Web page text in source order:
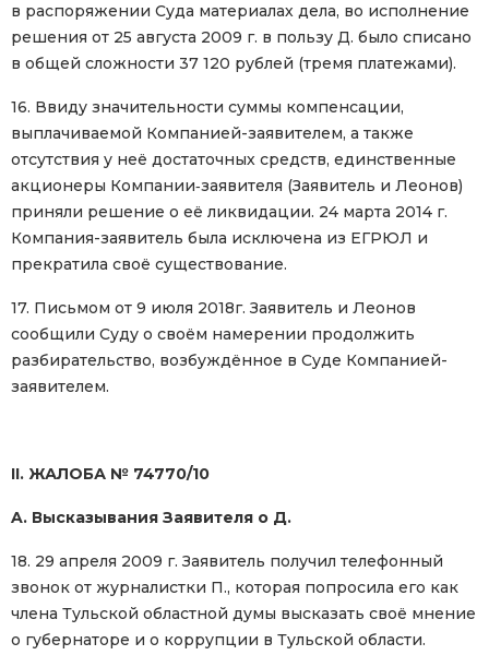
в распоряжении Суда материалах дела, во исполнение
решения от 25 августа 2009 г. в пользу Д. было списано
в общей сложности 37 120 рублей (тремя платежами).
16. Ввиду значительности суммы компенсации,
выплачиваемой Компанией-заявителем, а также
отсутствия у неё достаточных средств, единственные
акционеры Компании‑заявителя (Заявитель и Леонов)
приняли решение о её ликвидации. 24 марта 2014 г.
Компания-заявитель была исключена из ЕГРЮЛ и
прекратила своё существование.
17. Письмом от 9 июля 2018г. Заявитель и Леонов
сообщили Суду о своём намерении продолжить
разбирательство, возбуждённое в Суде Компанией-
заявителем.
II. ЖАЛОБА № 74770/10
A. Высказывания Заявителя о Д.
18. 29 апреля 2009 г. Заявитель получил телефонный
звонок от журналистки П., которая попросила его как
члена Тульской областной думы высказать своё мнение
о губернаторе и о коррупции в Тульской области.